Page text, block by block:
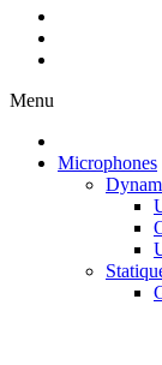
Menu
Microphones